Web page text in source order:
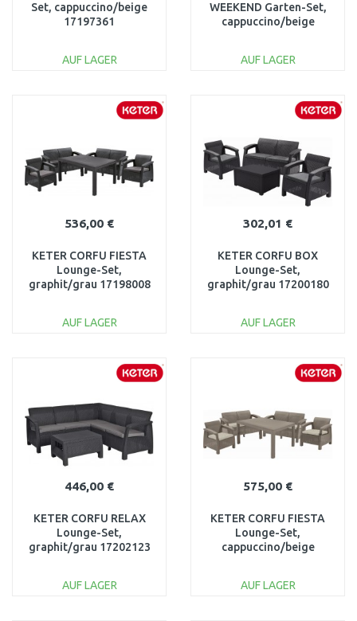
Set, cappuccino/beige
17197361
AUF LAGER
WARENKORB
WEEKEND Garten-Set,
cappuccino/beige
AUF LAGER
WARENKORB
536,00 €
KETER CORFU FIESTA
Lounge-Set,
graphit/grau 17198008
AUF LAGER
WARENKORB
302,01 €
KETER CORFU BOX
Lounge-Set,
graphit/grau 17200180
AUF LAGER
WARENKORB
446,00 €
KETER CORFU RELAX
Lounge-Set,
graphit/grau 17202123
AUF LAGER
575,00 €
KETER CORFU FIESTA
Lounge-Set,
cappuccino/beige
AUF LAGER